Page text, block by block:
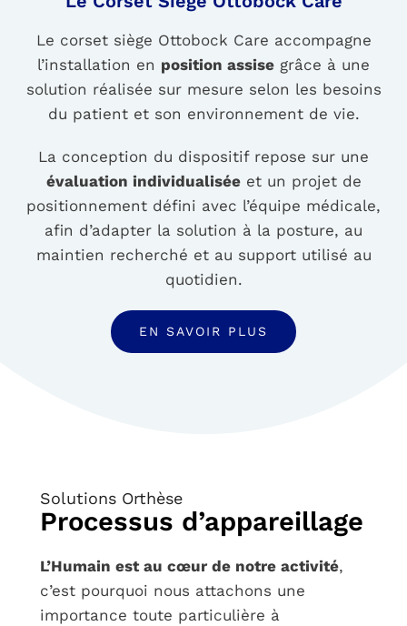
Le corset siège Ottobock Care accompagne
l’installation en position assise grâce à une
solution réalisée sur mesure selon les besoins
du patient et son environnement de vie.
La conception du dispositif repose sur une
évaluation individualiséeet un projet de
positionnement défini avec l’équipe médicale,
afin d’adapter la solution à la posture, au
maintien recherché et au support utilisé au
quotidien.
EN SAVOIR PLUS
Solutions Orthèse
Processus d’appareillage
L’Humain est au cœur de notre activité,
c’est pourquoi nous attachons une
importance toute particulière à